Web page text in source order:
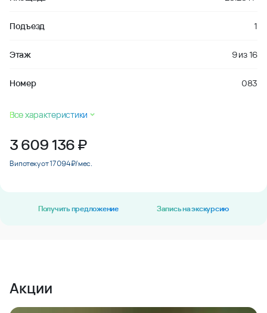
Подъезд 1
Этаж 9из16
Номер 083
Все характеристики
3 609 136₽
В ипотеку от 17 094 ₽/мес.
Получить предложение Запись на экскурсию
Акции